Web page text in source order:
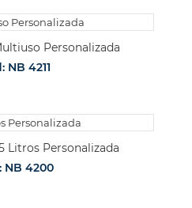
Personalizada
NB 4211
Litros Personalizada
NB 4200